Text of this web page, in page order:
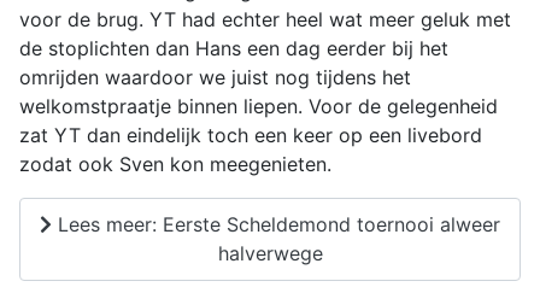
voor de brug. YT had echter heel wat meer geluk met
de stoplichten dan Hans een dag eerder bij het
omrijden waardoor we juist nog tijdens het
welkomstpraatje binnen liepen. Voor de gelegenheid
zat YT dan eindelijk toch een keer op een livebord
zodat ook Sven kon meegenieten.
Lees meer: Eerste Scheldemond toernooi alweer
halverwege